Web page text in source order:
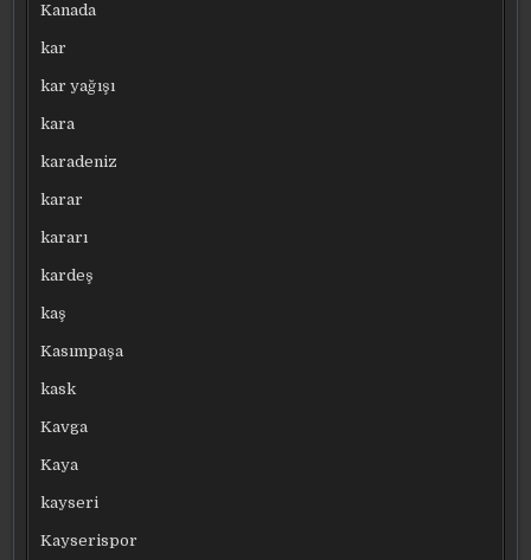
Kanada
kar
kar yağışı
kara
karadeniz
karar
kararı
kardeş
kaş
Kasımpaşa
kask
Kavga
Kaya
kayseri
Kayserispor